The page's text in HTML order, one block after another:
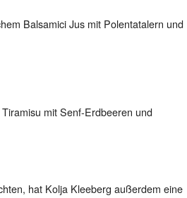
Balsamici Jus mit Polentatalern und
mit Senf-Erdbeeren und
hat Kolja Kleeberg außerdem eine